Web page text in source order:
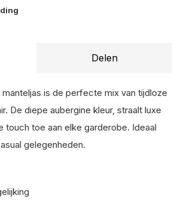
Delen
is de perfecte mix van tijdloze
De diepe aubergine kleur, straalt luxe
touch toe aan elke garderobe. Ideaal
gelegenheden.